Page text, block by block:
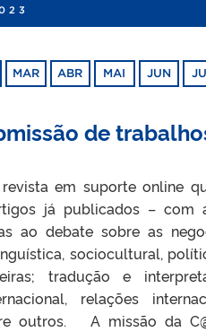
MAR ABR MAI JUN
de
em suporte online
já publicados – com
ao debate sobre as
sociocultural,
tradução e
relações
outros. A missão da